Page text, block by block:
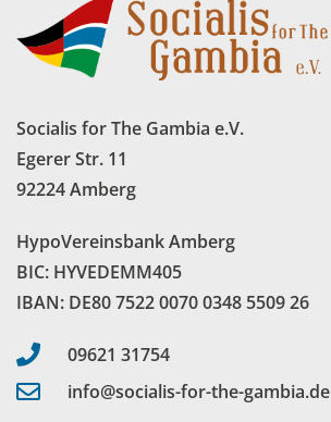
Socialis for The Gambia e.V.
Egerer Str. 11
92224 Amberg
HypoVereinsbank Amberg
BIC: HYVEDEMM405
IBAN: DE80 7522 0070 0348 5509 26
09621 31754
info@socialis-for-the-gambia.de